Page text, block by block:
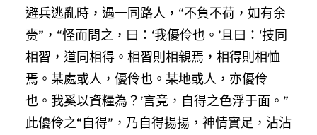
避兵逃亂時，遇一同路人，“不負不荷，如有余
赍”，“怪而問之，曰：‘我優伶也。’且曰：‘技同
相習，道同相得。相習則相親焉，相得則相恤
焉。某處或人，優伶也。某地或人，亦優伶
也。我奚以資糧為？’言竟，自得之色浮于面。”
此優伶之“自得”，乃自得揚揚，神情實足，沾沾